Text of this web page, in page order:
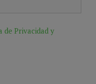
de Privacidad y